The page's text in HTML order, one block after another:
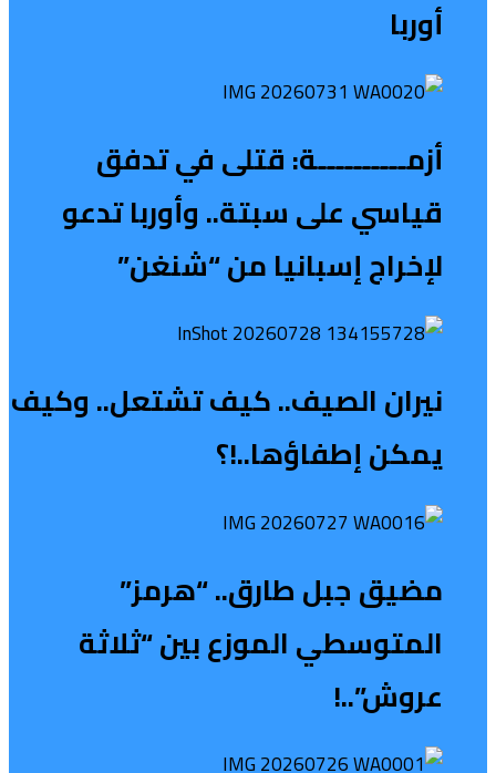
أوربا
أزمــــــــــة: قتلى في تدفق
قياسي على سبتة.. وأوربا تدعو
لإخراج إسبانيا من “شنغن”
نيران الصيف.. كيف تشتعل.. وكيف
يمكن إطفاؤها..!؟
مضيق جبل طارق.. “هرمز”
المتوسطي الموزع بين “ثلاثة
عروش”..!